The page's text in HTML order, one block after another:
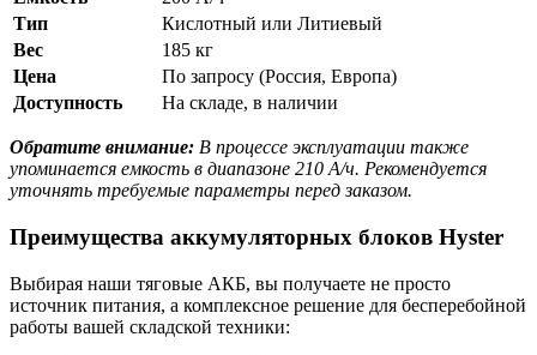
Тип
Кислотный или Литиевый
Вес
185 кг
Цена
По запросу (Россия, Европа)
Доступность
На складе, в наличии
Обратите внимание: В процессе эксплуатации также
упоминается емкость в диапазоне 210 А/ч. Рекомендуется
уточнять требуемые параметры перед заказом.
Преимущества аккумуляторных блоков Hyster
Выбирая наши тяговые АКБ, вы получаете не просто
источник питания, а комплексное решение для бесперебойной
работы вашей складской техники: